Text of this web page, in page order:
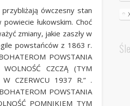
ówczesny stan
łukowskim. Choć
zmiany, jakie zaszły w
powstańców z 1863 r.
POWSTANIA
CZCZĄ (TYM
W CZERWCU 1937 R.” .
POWSTANIA
POMNIKIEM TYM